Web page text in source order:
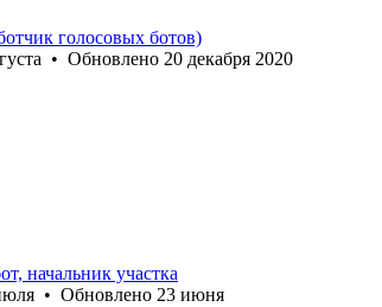
голосовых ботов)
• Обновлено 20 декабря 2020
начальник участка
• Обновлено 23 июня